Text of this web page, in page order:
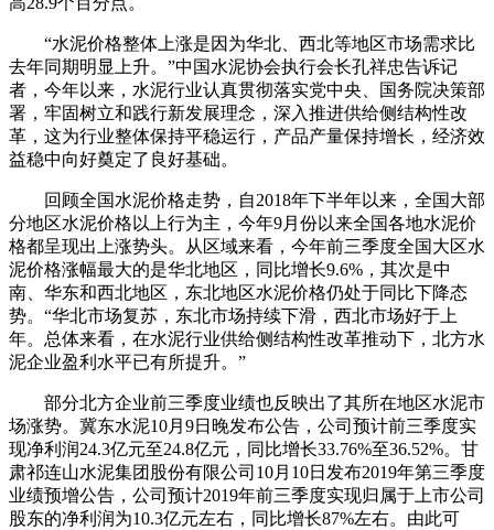
“水泥价格整体上涨是因为华北、西北等地区市场需求比
去年同期明显上升。”中国水泥协会执行会长孔祥忠告诉记
者，今年以来，水泥行业认真贯彻落实党中央、国务院决策部
署，牢固树立和践行新发展理念，深入推进供给侧结构性改
革，这为行业整体保持平稳运行，产品产量保持增长，经济效
益稳中向好奠定了良好基础。
回顾全国水泥价格走势，自2018年下半年以来，全国大部
分地区水泥价格以上行为主，今年9月份以来全国各地水泥价
格都呈现出上涨势头。从区域来看，今年前三季度全国大区水
泥价格涨幅最大的是华北地区，同比增长9.6%，其次是中
南、华东和西北地区，东北地区水泥价格仍处于同比下降态
势。“华北市场复苏，东北市场持续下滑，西北市场好于上
年。总体来看，在水泥行业供给侧结构性改革推动下，北方水
泥企业盈利水平已有所提升。”
部分北方企业前三季度业绩也反映出了其所在地区水泥市
场涨势。冀东水泥10月9日晚发布公告，公司预计前三季度实
现净利润24.3亿元至24.8亿元，同比增长33.76%至36.52%。甘
肃祁连山水泥集团股份有限公司10月10日发布2019年第三季度
业绩预增公告，公司预计2019年前三季度实现归属于上市公司
股东的净利润为10.3亿元左右，同比增长87%左右。由此可